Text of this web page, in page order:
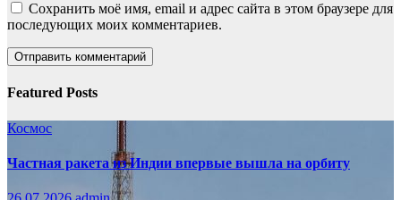
Сохранить моё имя, email и адрес сайта в этом браузере для
последующих моих комментариев.
Featured Posts
Космос
Частная ракета из Индии впервые вышла на орбиту